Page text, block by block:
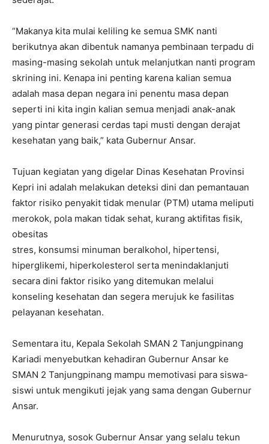
“Makanya kita mulai keliling ke semua SMK nanti
berikutnya akan dibentuk namanya pembinaan terpadu di
masing-masing sekolah untuk melanjutkan nanti program
skrining ini. Kenapa ini penting karena kalian semua
adalah masa depan negara ini penentu masa depan
seperti ini kita ingin kalian semua menjadi anak-anak
yang pintar generasi cerdas tapi musti dengan derajat
kesehatan yang baik,” kata Gubernur Ansar.
Tujuan kegiatan yang digelar Dinas Kesehatan Provinsi
Kepri ini adalah melakukan deteksi dini dan pemantauan
faktor risiko penyakit tidak menular (PTM) utama meliputi
merokok, pola makan tidak sehat, kurang aktifitas fisik,
obesitas
stres, konsumsi minuman beralkohol, hipertensi,
hiperglikemi, hiperkolesterol serta menindaklanjuti
secara dini faktor risiko yang ditemukan melalui
konseling kesehatan dan segera merujuk ke fasilitas
pelayanan kesehatan.
Sementara itu, Kepala Sekolah SMAN 2 Tanjungpinang
Kariadi menyebutkan kehadiran Gubernur Ansar ke
SMAN 2 Tanjungpinang mampu memotivasi para siswa-
siswi untuk mengikuti jejak yang sama dengan Gubernur
Ansar.
Menurutnya, sosok Gubernur Ansar yang selalu tekun